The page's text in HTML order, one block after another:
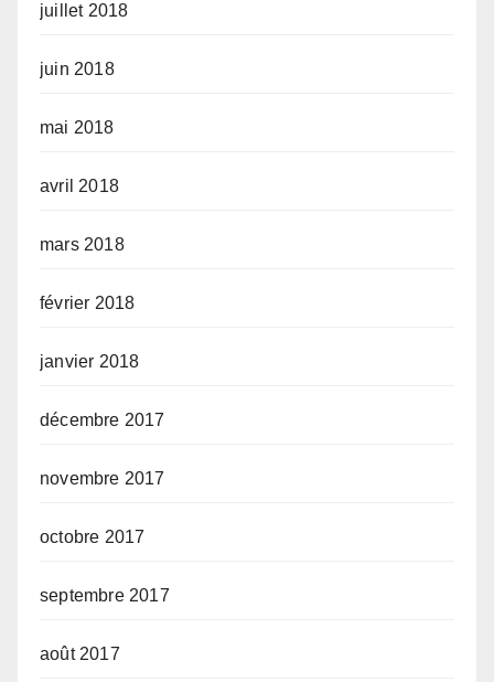
juillet 2018
juin 2018
mai 2018
avril 2018
mars 2018
février 2018
janvier 2018
décembre 2017
novembre 2017
octobre 2017
septembre 2017
août 2017